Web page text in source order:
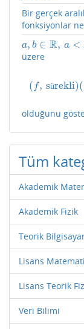
Bir gerçek
fonksiyonlar
a, b ∈ R, a <
a,b∈R a< b
üzere
( f, sürekli)(
(f,
olduğunu
Tüm
Akademik
Akademik Fizik
Teorik
Lisans
Lisans Teorik
Veri Bilimi